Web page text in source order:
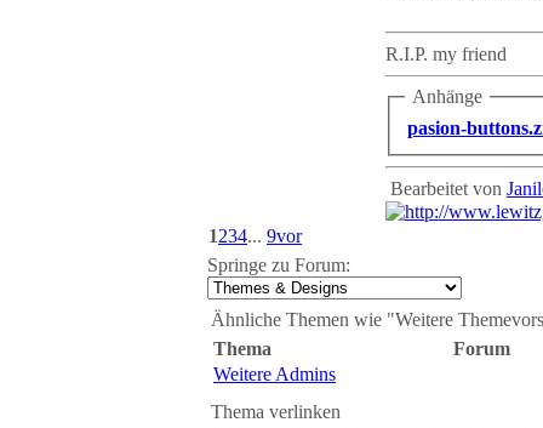
R.I.P. my friend
Anhänge
pasion-
Bearbeitet von
1234... 9vor
Springe zu Forum:
Ähnliche Themen wie "Weitere
Thema
Forum
Weitere Admins
Thema verlinken